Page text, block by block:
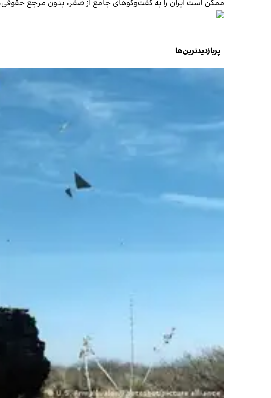
ممکن است ایران را به گفت‌وگوهای جامع از صفر، بدون مرجع
پربازدیدترین‌ها